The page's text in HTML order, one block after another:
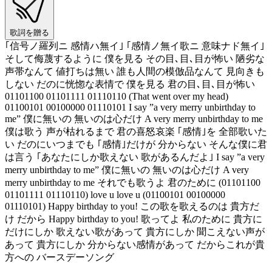
歌詞を贈る
｢信号ノ羅列ニ 感情ハ無イ｣ ｢感情ノ無イ歌ニ 意味ナド無イ｣
そして侮蔑するように 僕を見る その目､目､目が怖い 陋劣な
声帯なんて 値打ちは無い 誰も人間の模倣品なんて 見向きも
しない だのに恍惚な表情で 僕を見る 君の目､目､目が怖い
01101100 01101111 01110110 (That went over my head)
01100101 00100000 01110101 I say ”a very merry unbirthday to
me” 僕に無いの 無いのは心だけ A very merry unbirthday to me
僕は歌う 声が枯れるまで 君の喜怒哀楽 ｢感情｣を 全部歌いた
い だのにいつまでも ｢感情｣だけが 分からない そんな僕に君
は言う ｢あなたにしか歌えない 歌があるんだよ｣ I say ”a very
merry unbirthday to me” 僕に無いの 無いのは心だけ A very
merry unbirthday to me それでも歌うよ 君のために (01101100
01101111 01110110) love u love u (01100101 00100000
01110101) Happy birthday to you! この歌を歌えるのは 貴方だ
け だから Happy birthday to you! 歌ってよ 私のために 貴方に
だけにしか 歌えない歌があって 貴方にしか 聞こえない声が
あって 貴方にしか 分からない感情があって だからこれが貴
方への バースデーソング